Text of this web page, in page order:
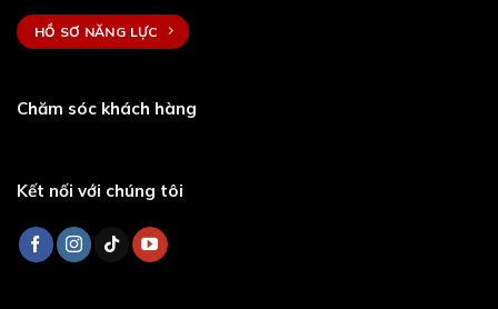
HỒ SƠ NĂNG LỰC
Chăm sóc khách hàng
Kết nối với chúng tôi